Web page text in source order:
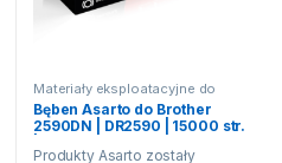
Materiały eksploatacyjne do
drukarek laserowych
Bęben Asarto do Brother
2590DN | DR2590 | 15000 str.
Produkty Asarto zostały